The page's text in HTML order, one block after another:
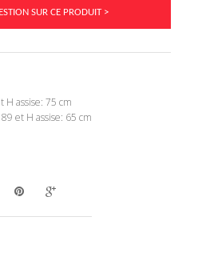
SUR CE PRODUIT >
H assise: 75 cm
et H assise: 65 cm